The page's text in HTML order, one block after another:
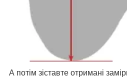
А потім зіставте отримані